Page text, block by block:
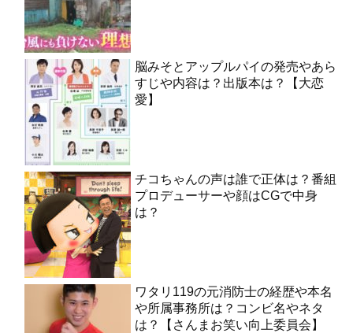
脳みそとアップルパイの発売やあら
すじや内容は？出版本は？【大恋
愛】
チコちゃんの声は誰で正体は？番組
プロデューサーや顔はCGで中身
は？
ワタリ119の元消防士の経歴や本名
や所属事務所は？コンビ名やネタ
は？【さんまお笑い向上委員会】